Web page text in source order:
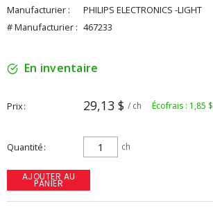
Manufacturier :
PHILIPS ELECTRONICS -LIGHT
# Manufacturier : 467233
En inventaire
Prix 29,13 $ / ch Écofrais : 1,85 $
Quantité ch
AJOUTER AU
PANIER